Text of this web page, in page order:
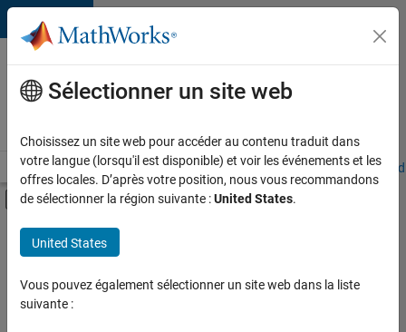
Passer au contenu
Votre
carrière
chez
Accueil Explorer nos opportunités Adresses de nos bureaux
Activer/désactiver l'affichage du menu
Contenu principal
FILTRER PAR
Gestion des programmes
Ingénierie de la qualité
Rédaction technique
Sélectionner un site web
Choisissez un site web pour accéder au contenu traduit dans
votre langue (lorsqu'il est disponible) et voir les événements et les
offres locales. D’après votre position, nous vous recommandons
de sélectionner la région suivante :United States.
United States
Vous pouvez également sélectionner un site web dans la liste
suivante :